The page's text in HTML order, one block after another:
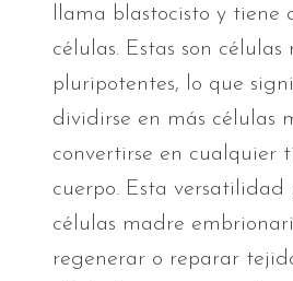
llama blastocisto y tiene
células. Estas son células
pluripotentes, lo que
dividirse en más células
convertirse en cualquier
cuerpo. Esta versatilidad
células madre
regenerar o reparar